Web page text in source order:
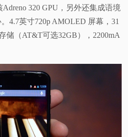
320 GPU，另外还集成语境
4.7英寸720p AMOLED 屏幕，31
储（AT&T可选32GB），2200mA